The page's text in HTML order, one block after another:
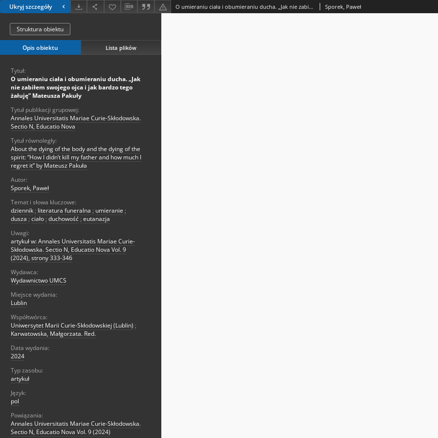
Ukryj szczegóły O umieraniu ciała i obumieraniu ducha. „Jak nie zabiłem swojego ojca i jak bardzo tego żałuję” Mateusza Pakuły Sporek, Paweł
Struktura obiektu
Opis obiektu Lista plików
Tytuł:
O umieraniu ciała i obumieraniu ducha. „Jak
nie zabiłem swojego ojca i jak bardzo tego
żałuję” Mateusza Pakuły
Tytuł publikacji grupowej:
Annales Universitatis Mariae Curie-Skłodowska.
Sectio N, Educatio Nova
Tytuł równoległy:
About the dying of the body and the dying of the
spirit: “How I didn’t kill my father and how much I
regret it” by Mateusz Pakuła
Autor:
Sporek, Paweł
Temat i słowa kluczowe:
dziennik ; literatura funeralna ; umieranie ;
dusza ; ciało ; duchowość ; eutanazja
Uwagi:
artykuł w: Annales Universitatis Mariae Curie-
Skłodowska. Sectio N, Educatio Nova Vol. 9
(2024), strony 333-346
Wydawca:
Wydawnictwo UMCS
Miejsce wydania:
Lublin
Współtwórca:
Uniwersytet Marii Curie-Skłodowskiej (Lublin) ;
Karwatowska, Małgorzata. Red.
Data wydania:
2024
Typ zasobu:
artykuł
Język:
pol
Powiązania:
Annales Universitatis Mariae Curie-Skłodowska.
Sectio N, Educatio Nova Vol. 9 (2024)